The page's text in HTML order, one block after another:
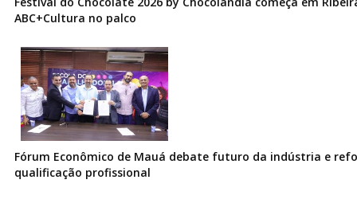
ABC+Cultura no palco
Fórum Econômico de Mauá debate futuro da indústria e
qualificação profissional